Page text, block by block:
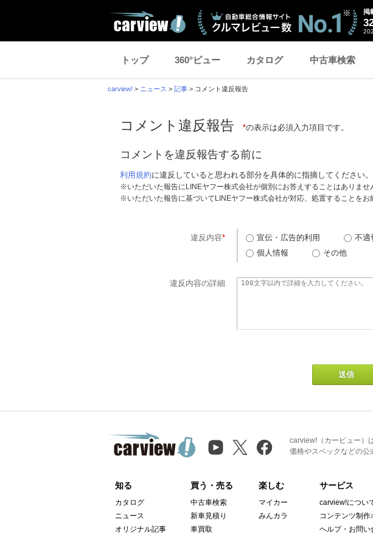
掲
トップ 360°ビュー カタログ 中古車検索
carview! > ニュース > 記事 > コメント違反報告
コメント違反報告 *の表示は必須入力項目です。
コメントを違反報告する前に
利用規約に違反していると思われる部分を具体的に指摘してください
※いただいた報告にLINEヤフー株式会社が個別にお答えすることはありませ
※いただいた報告に基づいてLINEヤフー株式会社が対応、処置することをお
違反内容* 宣伝・広告的利用 不適
個人情報
その他
違反内容の詳細
carview!（カービュー）
価格やスペックなどの公
知る
カタログ
ニュース
オリジナル記事
買う・売る
中古車検索
新車見積り
車買取
楽しむ
マイカー
みんカラ
サービス
carview!につい
コンテンツ制作
ヘルプ・お問い